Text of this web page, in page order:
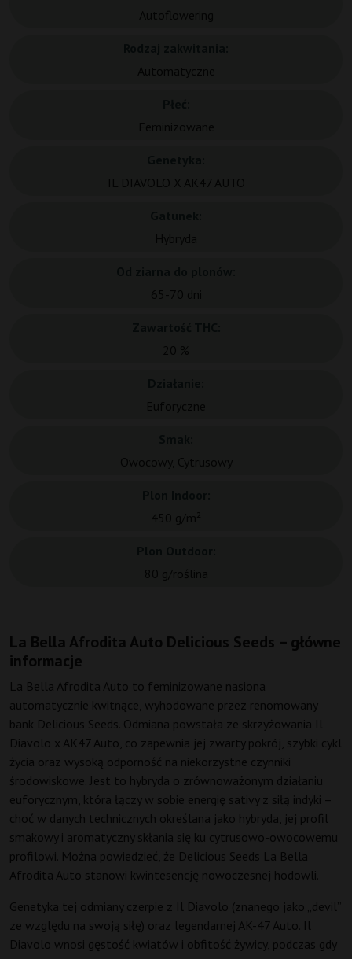
La Bella Afrodita Auto Delicious Seeds – główne
informacje
La Bella Afrodita Auto to feminizowane nasiona
automatycznie kwitnące, wyhodowane przez renomowany
bank Delicious Seeds. Odmiana powstała ze skrzyżowania Il
Diavolo x AK47 Auto, co zapewnia jej zwarty pokrój, szybki cykl
życia oraz wysoką odporność na niekorzystne czynniki
środowiskowe. Jest to hybryda o zrównoważonym działaniu
euforycznym, która łączy w sobie energię sativy z siłą indyki –
choć w danych technicznych określana jako hybryda, jej profil
smakowy i aromatyczny skłania się ku cytrusowo-owocowemu
profilowi. Można powiedzieć, że Delicious Seeds La Bella
Afrodita Auto stanowi kwintesencję nowoczesnej hodowli.
Genetyka tej odmiany czerpie z Il Diavolo (znanego jako „devil”
ze względu na swoją siłę) oraz legendarnej AK-47 Auto. Il
Diavolo wnosi gęstość kwiatów i obfitość żywicy, podczas gdy